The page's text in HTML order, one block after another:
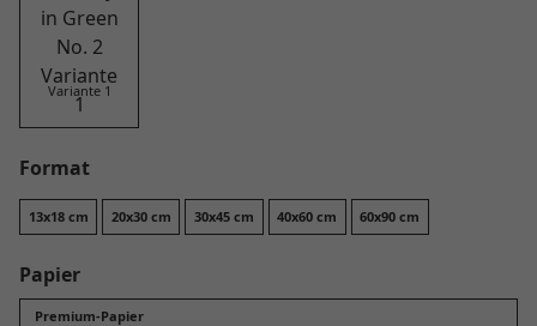
Variante 1
Format
13x18 cm 20x30 cm 30x45 cm 40x60 cm 60x90 cm
Papier
Premium-Papier